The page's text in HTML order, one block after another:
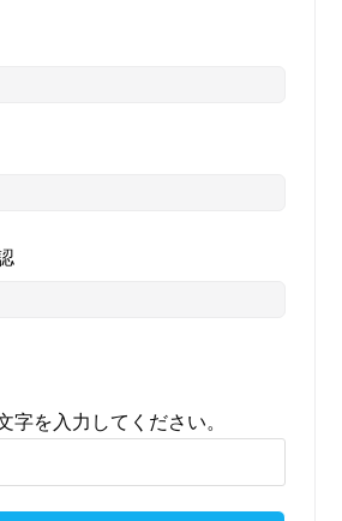
字を入力してください。